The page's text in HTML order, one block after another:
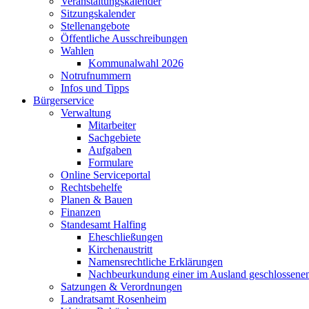
Sitzungskalender
Stellenangebote
Öffentliche Ausschreibungen
Wahlen
Kommunalwahl 2026
Notrufnummern
Infos und Tipps
Bürgerservice
Verwaltung
Mitarbeiter
Sachgebiete
Aufgaben
Formulare
Online Serviceportal
Rechtsbehelfe
Planen & Bauen
Finanzen
Standesamt Halfing
Eheschließungen
Kirchenaustritt
Namensrechtliche Erklärungen
Nachbeurkundung einer im Ausland
Satzungen & Verordnungen
Landratsamt Rosenheim